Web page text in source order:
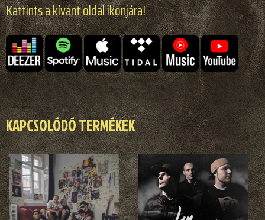
Kattints a kívánt oldal ikonjára!
KAPCSOLÓDÓ TERMÉKEK